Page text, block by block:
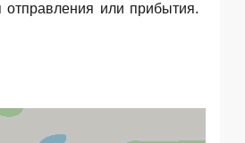
или прибытия.